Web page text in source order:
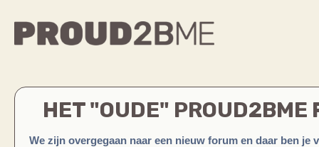
HET "OUDE" PROUD2BME
We zijn overgegaan naar een nieuw forum en daar ben je